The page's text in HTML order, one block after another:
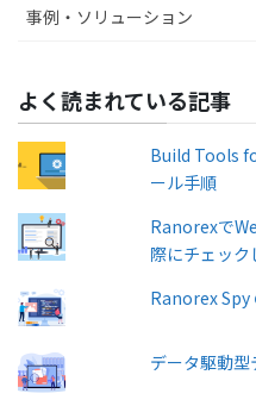
事例・ソリューション
よく読まれている記事
Build Tools
ール手順
Ranorexで
際にチェック
Ranorex Spy
データ駆動